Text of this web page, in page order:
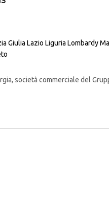
Giulia Lazio Liguria Lombardy
società commerciale del